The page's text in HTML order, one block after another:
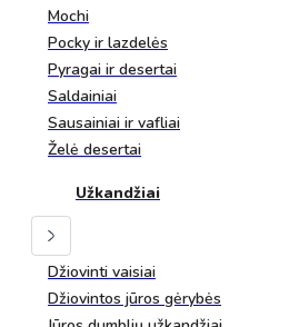
Mochi
Pocky ir lazdelės
Pyragai ir desertai
Saldainiai
Sausainiai ir vafliai
Želė desertai
Užkandžiai
Džiovinti vaisiai
Džiovintos jūros gėrybės